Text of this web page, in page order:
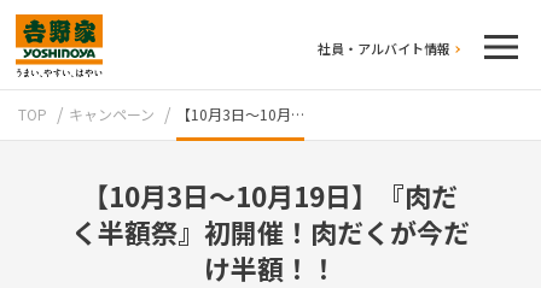
社員・アルバイト情報
TOP キャンペーン 【10月3日～10月…
【10月3日～10月19日】『肉だ
く半額祭』初開催！肉だくが今だ
け半額！！